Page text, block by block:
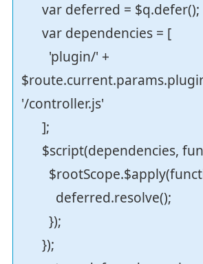
var deferred = $q.defer();
var dependencies = [
'plugin/' +
'/controller.js'
];
$script(dependencies,
deferred.resolve();
});
});